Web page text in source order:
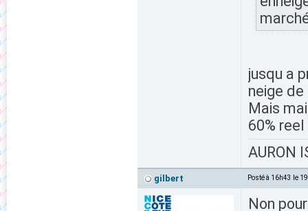
jusqu a
neige
Mais
60%
AURON
gilbert Posté à 16h43 le
Non